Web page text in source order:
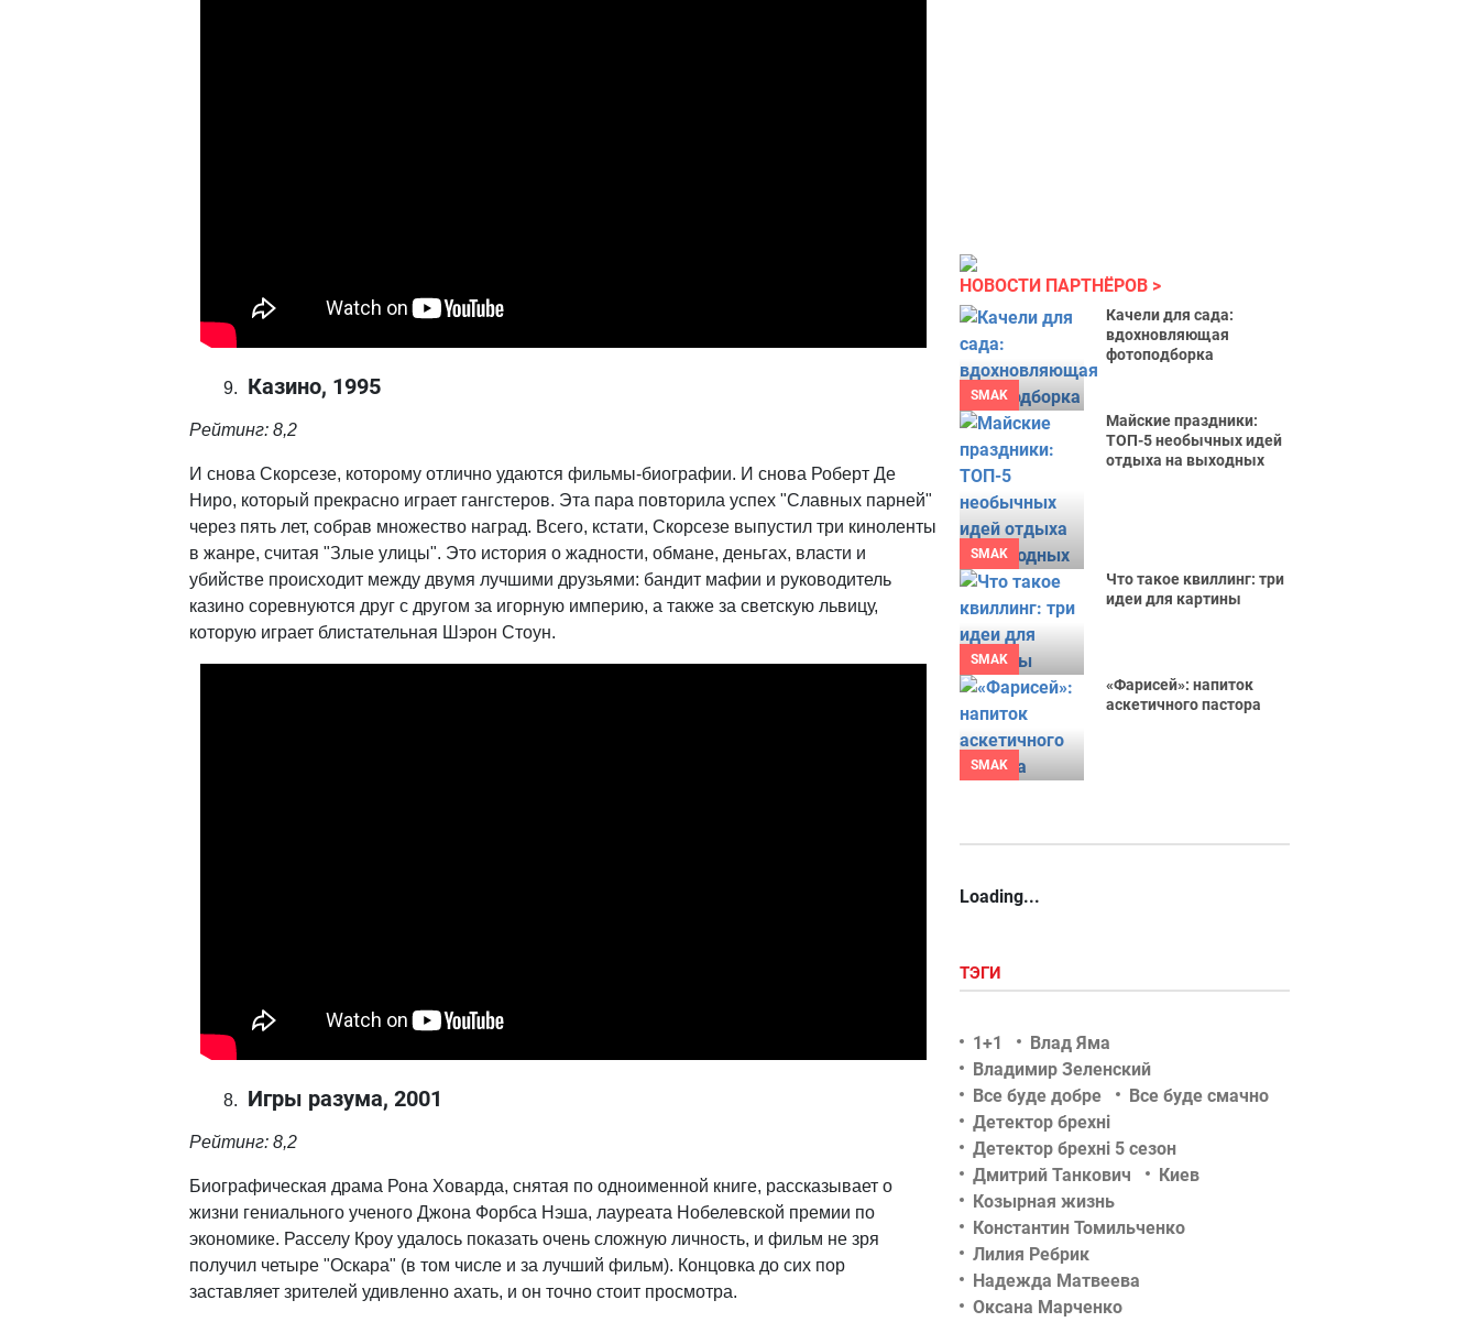
Казино, 1995
Рейтинг: 8,2
И снова Скорсезе, которому отлично удаются фильмы-биографии. И снова Роберт Де
Ниро, который прекрасно играет гангстеров. Эта пара повторила успех "Славных парней"
через пять лет, собрав множество наград. Всего, кстати, Скорсезе выпустил три киноленты
в жанре, считая "Злые улицы". Это история о жадности, обмане, деньгах, власти и
убийстве происходит между двумя лучшими друзьями: бандит мафии и руководитель
казино соревнуются друг с другом за игорную империю, а также за светскую львицу,
которую играет блистательная Шэрон Стоун.
Игры разума, 2001
Рейтинг: 8,2
Биографическая драма Рона Ховарда, снятая по одноименной книге, рассказывает о
жизни гениального ученого Джона Форбса Нэша, лауреата Нобелевской премии по
экономике. Расселу Кроу удалось показать очень сложную личность, и фильм не зря
получил четыре "Оскара" (в том числе и за лучший фильм). Концовка до сих пор
заставляет зрителей удивленно ахать, и он точно стоит просмотра.
НОВОСТИ ПАРТНЁРОВ
SMAK
Качели для сада:
вдохновляющая
фотоподборка
SMAK
Майские праздники:
ТОП-5 необычных идей
отдыха на выходных
SMAK
Что такое квиллинг: три
идеи для картины
SMAK
«Фарисей»: напиток
аскетичного пастора
Loading...
ТЭГИ
1+1
Влад Яма
Владимир Зеленский
Все буде добре
Все буде смачно
Детектор брехні
Детектор брехні 5 сезон
Дмитрий Танкович
Киев
Козырная жизнь
Константин Томильченко
Лилия Ребрик
Надежда Матвеева
Оксана Марченко